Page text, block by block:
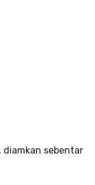
diamkan sebentar